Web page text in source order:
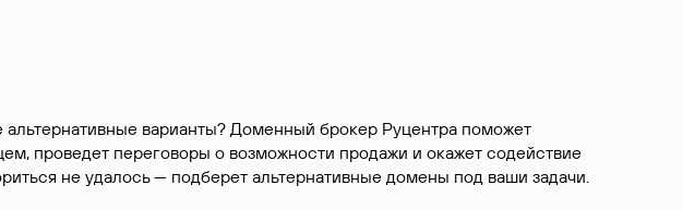
варианты? Доменный брокер Руцентра поможет
проведет переговоры о возможности продажи и окажет содействие
не удалось — подберет альтернативные домены под ваши задачи.